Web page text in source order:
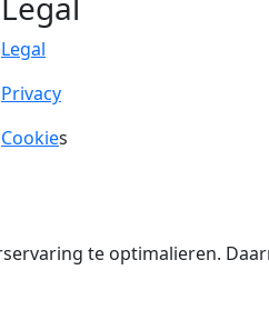
Legal
Privacy
Cookies
te optimalieren.